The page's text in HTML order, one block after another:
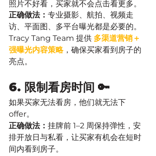
照片不好看，买家就不会点击看更多。
正确做法： 专业摄影、航拍、视频走
访、平面图、多平台曝光都是必要的。
Tracy Tang Team 提供 多渠道营销＋
强曝光内容策略，确保买家看到房子的
亮点。
6. 限制看房时间 🔑
如果买家无法看房，他们就无法下
offer。
正确做法： 挂牌前 1–2 周保持弹性，安
排开放日与私看，让买家有机会在短时
间内看到房子。